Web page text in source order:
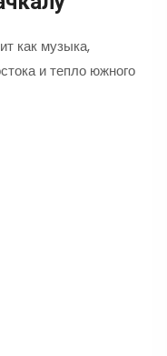
как музыка,
и тепло южного